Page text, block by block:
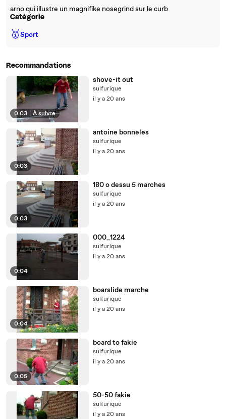
arno qui illustre un magnifike nosegrind sur le curb
Catégorie
🥇Sport
Recommandations
0:03 À suivre
shove-it out
sulfurique
il y a 20 ans
0:03
antoine bonneles
sulfurique
il y a 20 ans
0:03
180 o dessu 5 marches
sulfurique
il y a 20 ans
0:04
000_1224
sulfurique
il y a 20 ans
0:04
boarslide marche
sulfurique
il y a 20 ans
0:05
board to fakie
sulfurique
il y a 20 ans
50-50 fakie
sulfurique
il y a 20 ans